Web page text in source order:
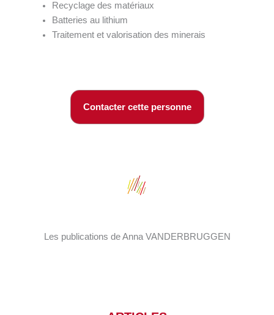
Recyclage des matériaux
Batteries au lithium
Traitement et valorisation des minerais
Contacter cette personne
Les publications de Anna VANDERBRUGGEN